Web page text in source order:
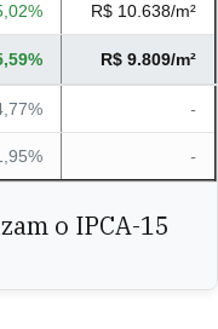
R$ 10.638/m²
R$ 9.809/m²
-
-
o IPCA-15